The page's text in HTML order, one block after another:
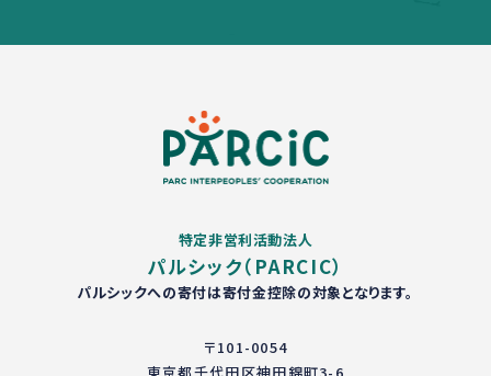
特定非営利活動法人
パルシック（PARCIC）
パルシックへの寄付は寄付金控除の対象となります。
〒101-0054